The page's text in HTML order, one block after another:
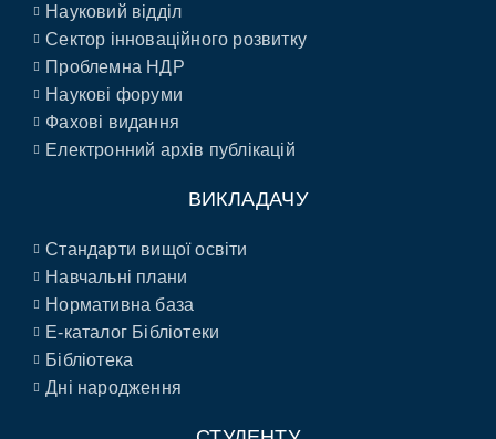
Науковий відділ
Сектор інноваційного розвитку
Проблемна НДР
Наукові форуми
Фахові видання
Електронний архів публікацій
ВИКЛАДАЧУ
Стандарти вищої освіти
Навчальні плани
Нормативна база
E-каталог Бібліотеки
Бібліотека
Дні народження